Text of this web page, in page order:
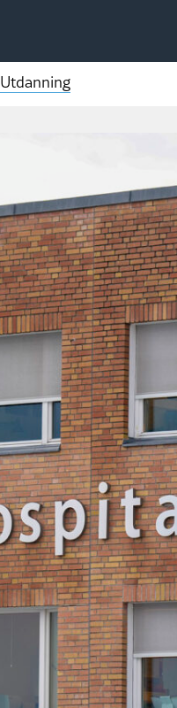
Utdanning